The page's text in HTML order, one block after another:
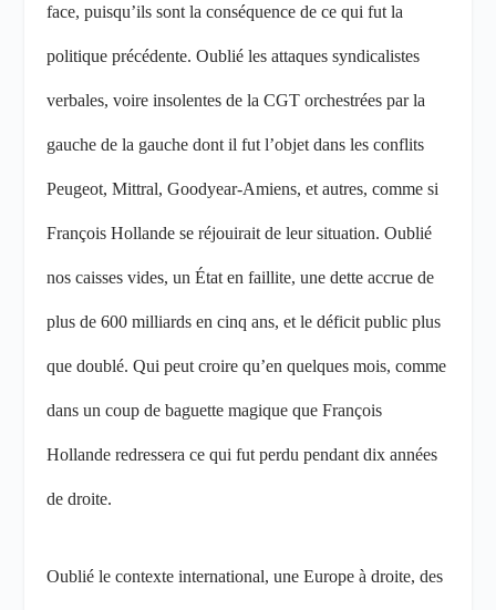
face, puisqu’ils sont la conséquence de ce qui fut la
politique précédente. Oublié les attaques syndicalistes
verbales, voire insolentes de la CGT orchestrées par la
gauche de la gauche dont il fut l’objet dans les conflits
Peugeot, Mittral, Goodyear-Amiens, et autres, comme si
François Hollande se réjouirait de leur situation. Oublié
nos caisses vides, un État en faillite, une dette accrue de
plus de 600 milliards en cinq ans, et le déficit public plus
que doublé. Qui peut croire qu’en quelques mois, comme
dans un coup de baguette magique que François
Hollande redressera ce qui fut perdu pendant dix années
de droite.
Oublié le contexte international, une Europe à droite, des